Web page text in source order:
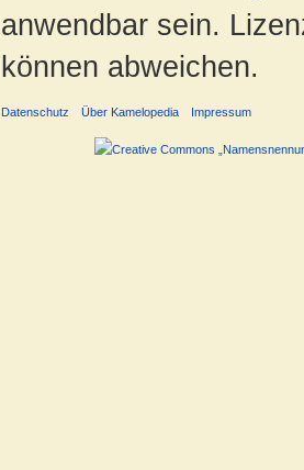
anwendbar sein.
können abweichen.
Datenschutz Über Kamelopedia Impressum